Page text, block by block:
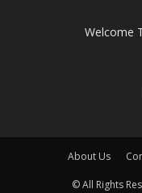
Welcome
About Us
© All Rights